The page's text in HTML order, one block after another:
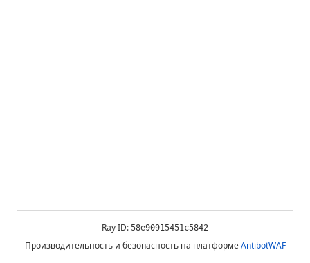
Ray ID: 58e90915451c5842
Производительность и безопасность на платформеAntibotWAF